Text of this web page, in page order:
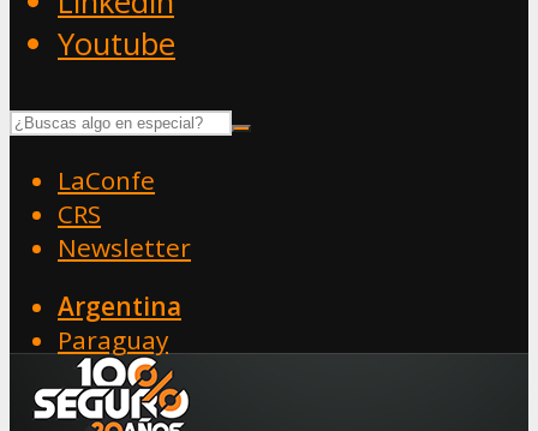
Youtube
LaConfe
CRS
Newsletter
Argentina
Paraguay